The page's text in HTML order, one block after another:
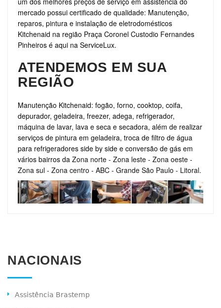
mercado possui certificado de qualidade: Manutenção,
reparos, pintura e instalação de eletrodomésticos
Kitchenaid na região Praça Coronel Custodio Fernandes
Pinheiros é aqui na ServiceLux.
ATENDEMOS EM SUA
REGIÃO
Manutenção Kitchenaid: fogão, forno, cooktop, coifa,
depurador, geladeira, freezer, adega, refrigerador,
máquina de lavar, lava e seca e secadora, além de realizar
serviços de pintura em geladeira, troca de filtro de água
para refrigeradores side by side e conversão de gás em
vários bairros da Zona norte - Zona leste - Zona oeste -
Zona sul - Zona centro - ABC - Grande São Paulo - Litoral.
NACIONAIS
Assistência Brastemp